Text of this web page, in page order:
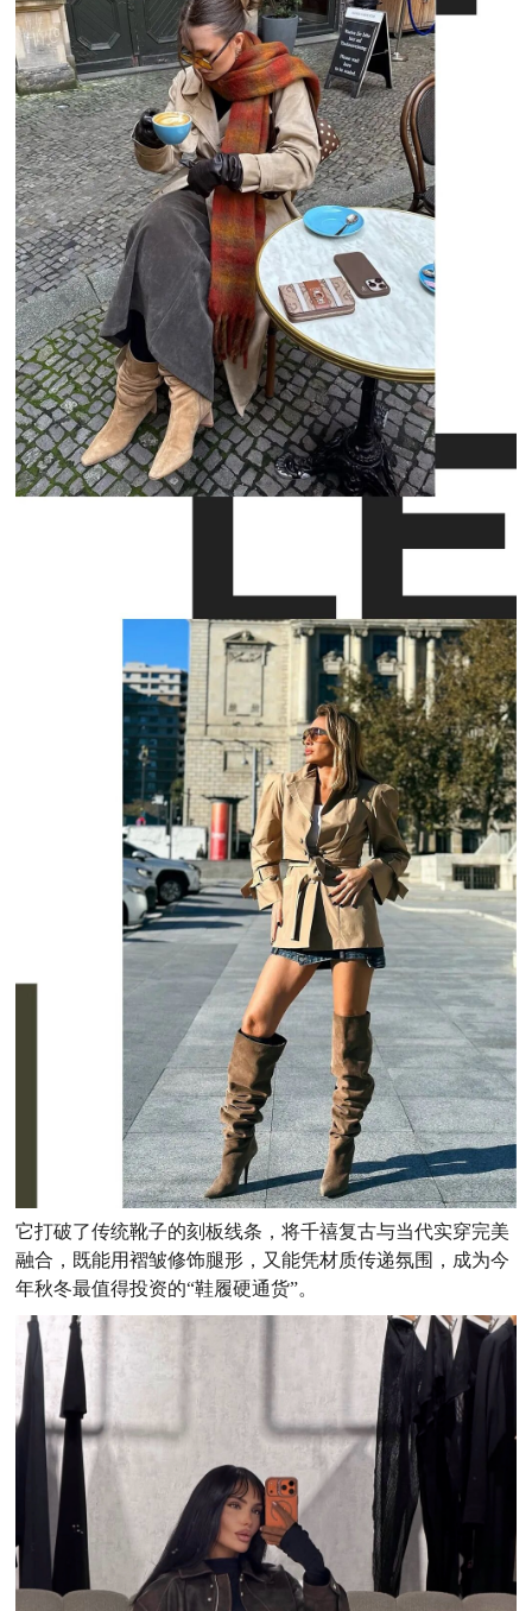
它打破了传统靴子的刻板线条，将千禧复古与当代实穿完美
融合，既能用褶皱修饰腿形，又能凭材质传递氛围，成为今
年秋冬最值得投资的“鞋履硬通货”。